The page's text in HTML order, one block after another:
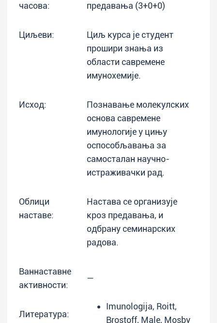
часова:
предавања (3+0+0)
Циљеви:
Циљ курса је студент
прошири знања из
области савремене
имунохемије.
Исход:
Познавање молекулских
основа савремене
имунологије у цињу
оспособљавања за
самосталан научно-
истраживачки рад.
Облици
наставе:
Настава се организује
кроз предавања, и
одбрану семинарских
радова.
Ваннаставне
активности:
—
Литература:
Imunologija, Roitt,
Brostoff, Male, Mosby